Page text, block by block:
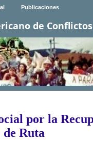
Publicaciones
de
por la
Ruta